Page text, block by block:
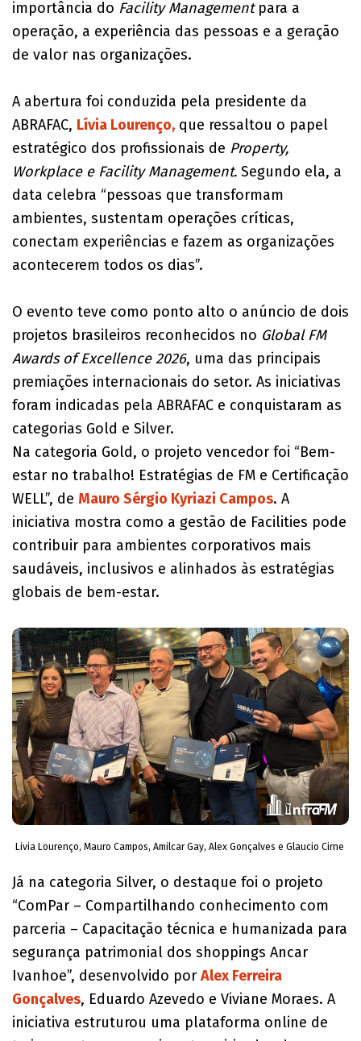
importância do Facility Management para a
operação, a experiência das pessoas e a geração
de valor nas organizações.
A abertura foi conduzida pela presidente da
ABRAFAC, Lívia Lourenço, que ressaltou o papel
estratégico dos profissionais de Property,
Workplace e Facility Management. Segundo ela, a
data celebra “pessoas que transformam
ambientes, sustentam operações críticas,
conectam experiências e fazem as organizações
acontecerem todos os dias”.
O evento teve como ponto alto o anúncio de dois
projetos brasileiros reconhecidos no Global FM
Awards of Excellence 2026, uma das principais
premiações internacionais do setor. As iniciativas
foram indicadas pela ABRAFAC e conquistaram as
categorias Gold e Silver.
Na categoria Gold, o projeto vencedor foi “Bem-
estar no trabalho! Estratégias de FM e Certificação
WELL”, de Mauro Sérgio Kyriazi Campos. A
iniciativa mostra como a gestão de Facilities pode
contribuir para ambientes corporativos mais
saudáveis, inclusivos e alinhados às estratégias
globais de bem-estar.
Livia Lourenço, Mauro Campos, Amilcar Gay, Alex Gonçalves e Glaucio Cirne
Já na categoria Silver, o destaque foi o projeto
“ComPar – Compartilhando conhecimento com
parceria – Capacitação técnica e humanizada para
segurança patrimonial dos shoppings Ancar
Ivanhoe”, desenvolvido por Alex Ferreira
Gonçalves, Eduardo Azevedo e Viviane Moraes. A
iniciativa estruturou uma plataforma online de